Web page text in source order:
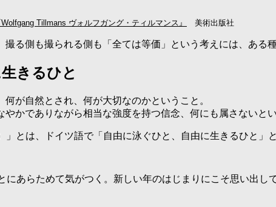
Wolfgang Tillmans ヴォルフガング・ティルマンス』 美術出版社
る側も撮られる側も「全ては等価」という考えには、ある
きるひと
が自然とされ、何が大切なのかということ。
かでありながら相当な強度を持つ信念、何にも属さないと
とは、ドイツ語で「自由に泳ぐひと、自由に生きるひと」
あらためて気がつく。新しい年のはじまりにこそ思い出し